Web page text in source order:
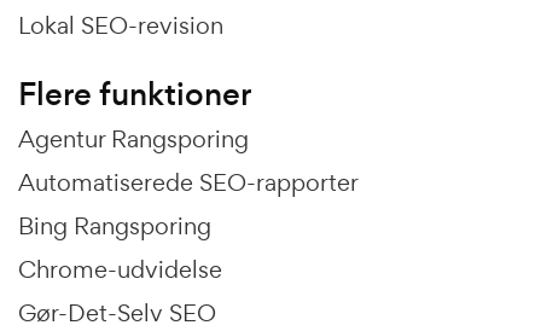
Lokal SEO-revision
Flere funktioner
Agentur Rangsporing
Automatiserede SEO-rapporter
Bing Rangsporing
Chrome-udvidelse
Gør-Det-Selv SEO